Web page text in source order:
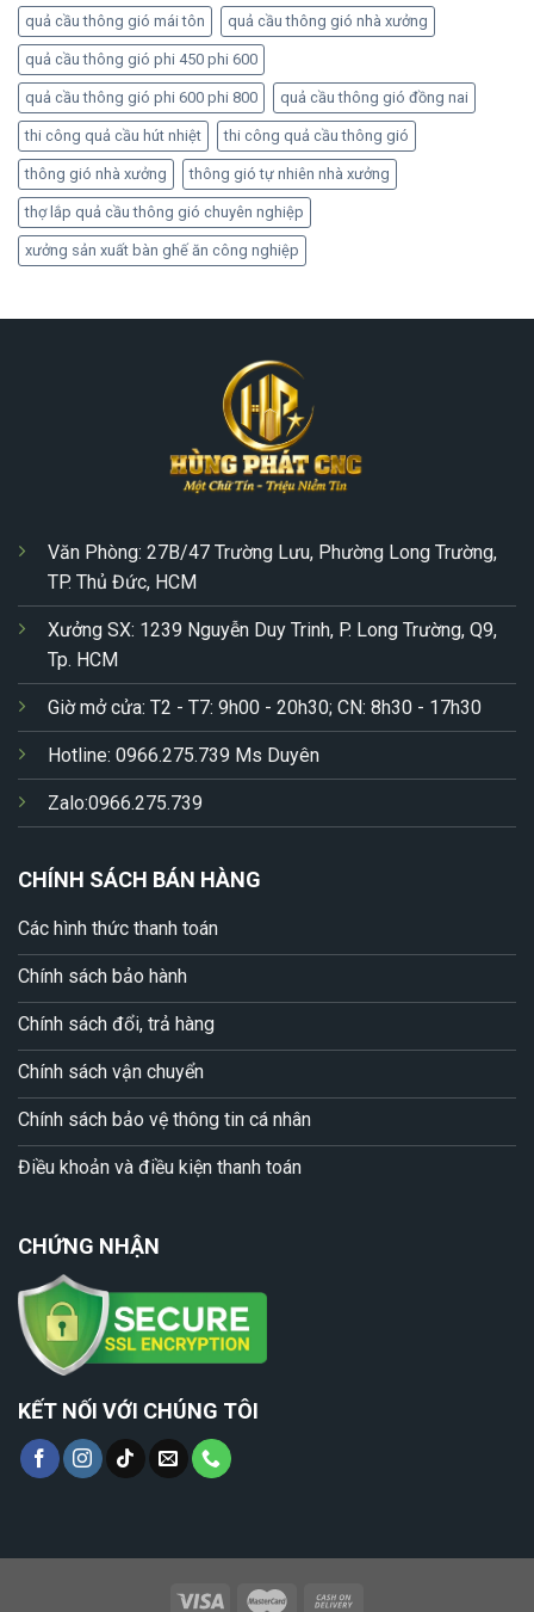
quả cầu thông gió mái tôn quả cầu thông gió nhà xưởng
quả cầu thông gió phi 450 phi 600
quả cầu thông gió phi 600 phi 800 quả cầu thông gió đồng nai
thi công quả cầu hút nhiệt thi công quả cầu thông gió
thông gió nhà xưởng thông gió tự nhiên nhà xưởng
thợ lắp quả cầu thông gió chuyên nghiệp
xưởng sản xuất bàn ghế ăn công nghiệp
Văn Phòng: 27B/47 Trường Lưu, Phường Long Trường,
TP. Thủ Đức, HCM
Xưởng SX: 1239 Nguyễn Duy Trinh, P. Long Trường, Q9,
Tp. HCM
Giờ mở cửa: T2 - T7: 9h00 - 20h30; CN: 8h30 - 17h30
Hotline: 0966.275.739 Ms Duyên
Zalo:0966.275.739
CHÍNH SÁCH BÁN HÀNG
Các hình thức thanh toán
Chính sách bảo hành
Chính sách đổi, trả hàng
Chính sách vận chuyển
Chính sách bảo vệ thông tin cá nhân
Điều khoản và điều kiện thanh toán
CHỨNG NHẬN
KẾT NỐI VỚI CHÚNG TÔI